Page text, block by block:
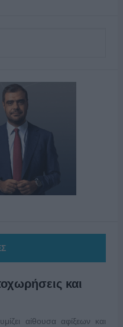
και
αίθουσα αφίξεων και